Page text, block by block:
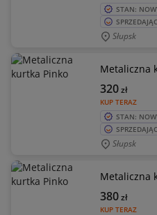
STAN:
Słupsk
Metaliczna
KUP TERAZ
320zł
STAN:
Słupsk
Metaliczna
KUP TERAZ
380zł